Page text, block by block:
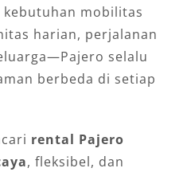
mobilitas
harian, perjalanan
selalu
berbeda di setiap
rental Pajero
, fleksibel, dan